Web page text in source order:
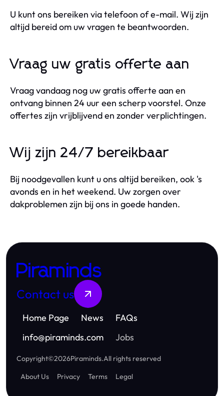
U kunt ons bereiken via telefoon of e-mail. Wij zijn
altijd bereid om uw vragen te beantwoorden.
Vraag uw gratis offerte aan
Vraag vandaag nog uw gratis offerte aan en
ontvang binnen 24 uur een scherp voorstel. Onze
offertes zijn vrijblijvend en zonder verplichtingen.
Wij zijn 24/7 bereikbaar
Bij noodgevallen kunt u ons altijd bereiken, ook 's
avonds en in het weekend. Uw zorgen over
dakproblemen zijn bij ons in goede handen.
Piraminds
Contact us
Home Page News
FAQs
info@piraminds.com Jobs
Copyright©2026Piraminds.All rights reserved
About Us
Privacy Terms Legal